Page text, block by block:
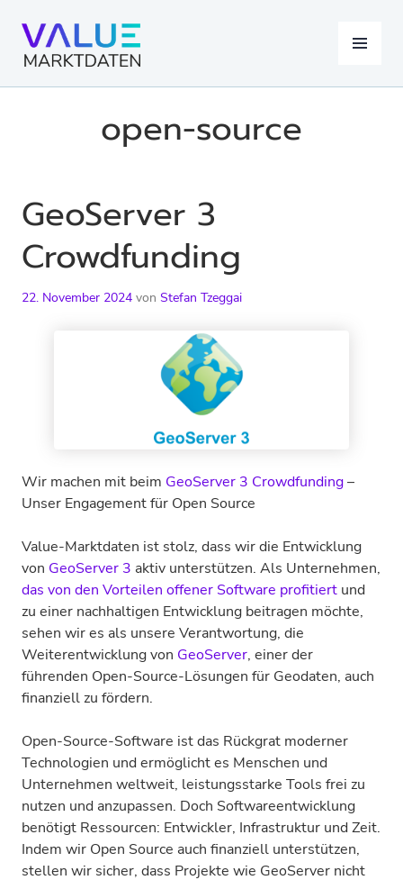
zum
Inhalt
MENÜ
open-source
GeoServer 3
Crowdfunding
22. November 2024 von Stefan Tzeggai
Wir machen mit beim GeoServer 3 Crowdfunding–
Unser Engagement für Open Source
Value-Marktdaten ist stolz, dass wir die Entwicklung
von GeoServer 3 aktiv unterstützen. Als Unternehmen,
das von den Vorteilen offener Software profitiert und
zu einer nachhaltigen Entwicklung beitragen möchte,
sehen wir es als unsere Verantwortung, die
Weiterentwicklung von GeoServer, einer der
führenden Open-Source-Lösungen für Geodaten, auch
finanziell zu fördern.
Open-Source-Software ist das Rückgrat moderner
Technologien und ermöglicht es Menschen und
Unternehmen weltweit, leistungsstarke Tools frei zu
nutzen und anzupassen. Doch Softwareentwicklung
benötigt Ressourcen: Entwickler, Infrastruktur und Zeit.
Indem wir Open Source auch finanziell unterstützen,
stellen wir sicher, dass Projekte wie GeoServer nicht